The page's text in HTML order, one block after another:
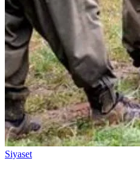
Siyaset